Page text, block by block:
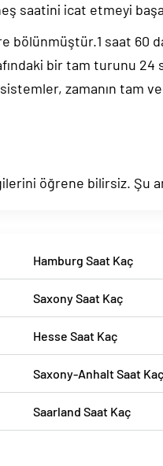
saatini icat etmeyi
bölünmüştür.1 saat 60
bir tam turunu
zamanın tam
öğrene bilirsiz. Şu
Hamburg Saat Kaç
Saxony Saat Kaç
Hesse Saat Kaç
Saxony-Anhalt Saat Kaç
Saarland Saat Kaç